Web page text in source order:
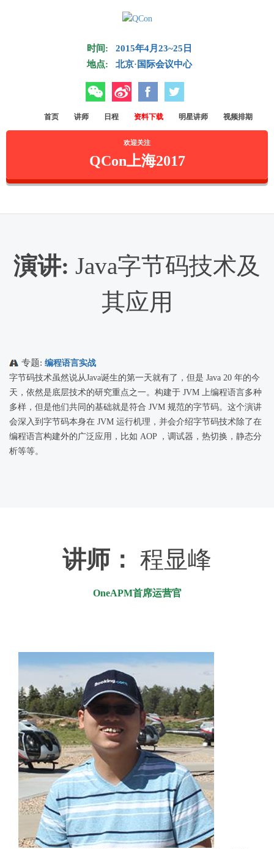
时间:
2015年4月23~25日
地点:
北京·国际会议中心
微信 微博 Facebook
首页 讲师 日程 资料下载 明星讲师 视频排期
欢迎关注
QCon上海2017
演讲: Java字节码技术及
其应用
专题: 编程语言实战
字节码技术虽然说从Java诞生的第一天就有了， 但是 Java 20 年的今
天，依然是底层技术的研究重点之一。 构建于 JVM 上编程语言多种
多样， 但是他们共同的基础就是符合 JVM 规范的字节码。 这个演讲
会深入到字节码本身在 JVM 运行机理， 并会介绍字节码技术除了在
编程语言构建外的广泛应用， 比如 AOP ，调试器，热切换，静态分
析等等。
讲师： 程显峰
OneAPM首席运营官